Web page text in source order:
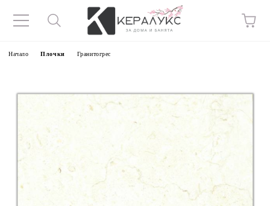
Начало Плочки Гранитогрес